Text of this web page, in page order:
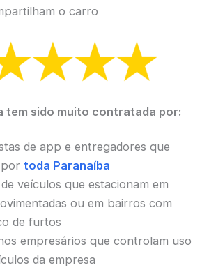
o carro
tem sido muito contratada por:
de app e entregadores que
toda Paranaíba
veículos que estacionam em
ou em bairros com
de furtos
empresários que controlam uso
da empresa